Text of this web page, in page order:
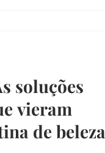
soluções
vieram
de beleza